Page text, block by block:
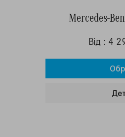
Mercedes-
Від : 4